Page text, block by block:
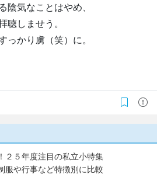
陰気なことはやめ、
聴しませう。
っかり虜（笑）に。